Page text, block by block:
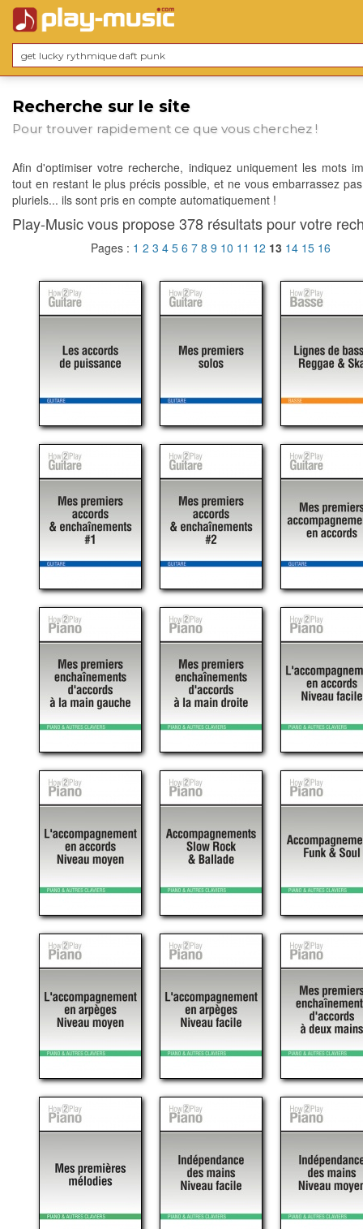
Recherche sur le site
Pour trouver rapidement ce que vous cherchez !
Afin d'optimiser votre recherche, indiquez uniquement les mots
tout en restant le plus précis possible, et ne vous embarrassez
pluriels... ils sont pris en compte automatiquement !
Play-Music vous propose 378 résultats pour votre
Pages : 1 2 3 4 5 6 7 8 9 10 11 12 13 14 15 16